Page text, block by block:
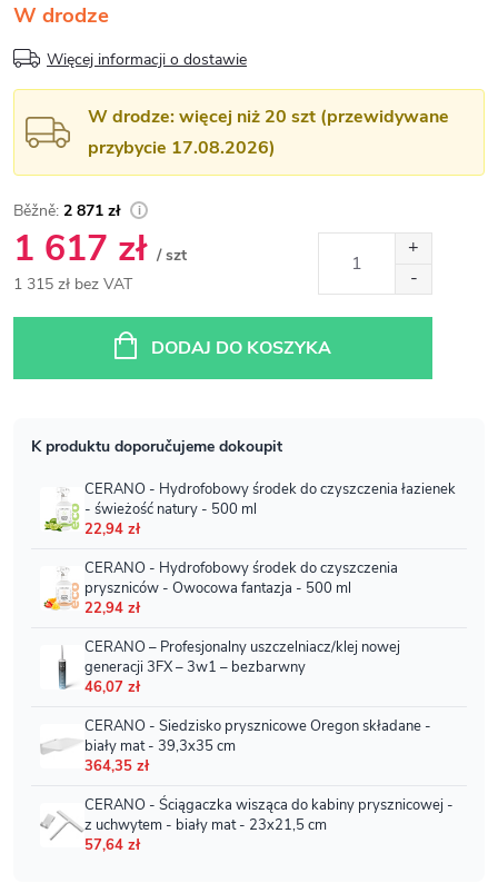
W drodze
Więcej informacji o dostawie
W drodze: więcej niż 20 szt (przewidywane
przybycie 17.08.2026)
2 871 zł
1 617 zł / szt
1 315 zł bez VAT
DODAJ DO KOSZYKA